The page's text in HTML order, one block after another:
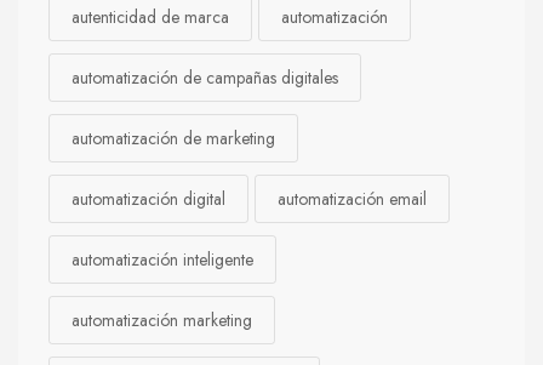
autenticidad de marca automatización
automatización de campañas digitales
automatización de marketing
automatización digital automatización email
automatización inteligente
automatización marketing